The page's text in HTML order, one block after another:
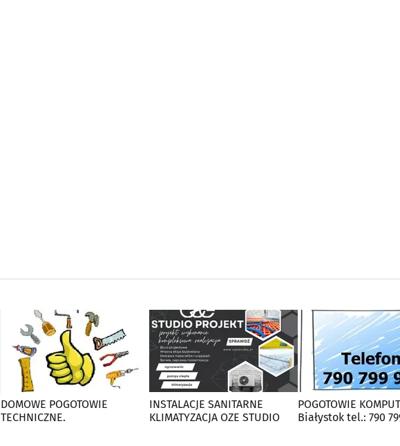
DOMOWE POGOTOWIE
TECHNICZNE.
INSTALACJE SANITARNE
KLIMATYZACJA OZE STUDIO
POGOTOWIE
Białystok tel.: 790